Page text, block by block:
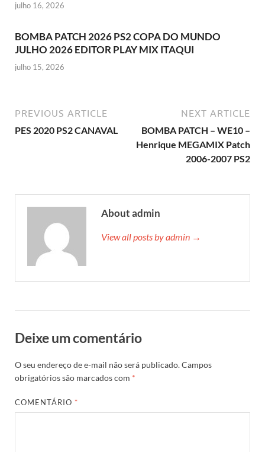
julho 16, 2026
BOMBA PATCH 2026 PS2 COPA DO MUNDO
JULHO 2026 EDITOR PLAY MIX ITAQUI
julho 15, 2026
PREVIOUS ARTICLE
PES 2020 PS2 CANAVAL
NEXT ARTICLE
BOMBA PATCH – WE10 –
Henrique MEGAMIX Patch
2006-2007 PS2
About admin
View all posts by admin →
Deixe um comentário
O seu endereço de e-mail não será publicado.Campos
obrigatórios são marcados com *
COMENTÁRIO *